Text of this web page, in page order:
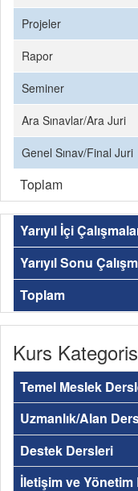
Projeler
Rapor
Seminer
Ara Sınavlar/Ara Juri
Genel Sınav/Final Juri
Toplam
Yarıyıl İçi
Yarıyıl Sonu
Toplam
Kurs
Temel Meslek
Uzmanlık/Alan
Destek Dersleri
İletişim ve